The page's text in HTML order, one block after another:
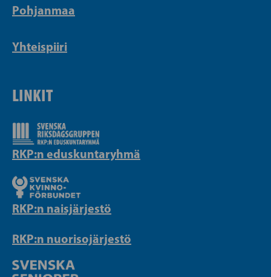
Pohjanmaa
Yhteispiiri
LINKIT
RKP:n eduskuntaryhmä
RKP:n naisjärjestö
RKP:n nuorisojärjestö